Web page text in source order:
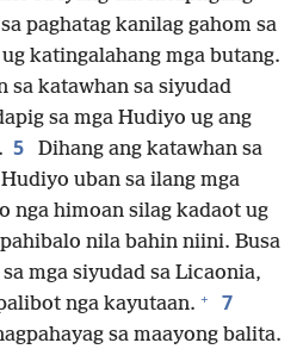
paghatag kanilag gahom sa
katingalahang mga butang.
sa katawhan sa siyudad
sa mga Hudiyo ug ang
5
Dihang ang katawhan sa
uban sa ilang mga
nga himoan silag kadaot ug
nila bahin niini. Busa
mga siyudad sa Licaonia,
nga kayutaan. + 7
sa maayong balita.